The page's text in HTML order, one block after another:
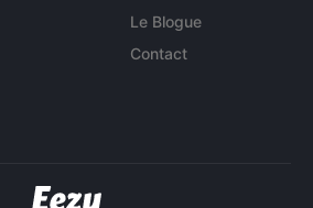
Le Blogue
Contact